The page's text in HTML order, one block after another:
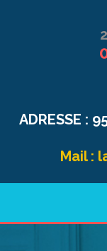
ADRESSE :
Mail :